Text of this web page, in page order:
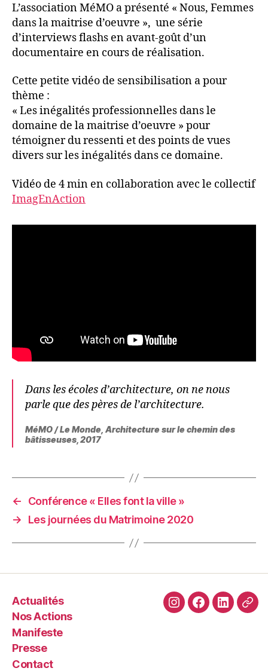
L’association MéMO a présenté « Nous, Femmes
dans la maitrise d’oeuvre », une série
d’interviews flashs en avant-goût d’un
documentaire en cours de réalisation.​
Cette petite vidéo de sensibilisation a pour
thème :
« Les inégalités professionnelles dans le
domaine de la maitrise d’oeuvre » pour
témoigner du ressenti et des points de vues
divers sur les inégalités dans ce domaine.
Vidéo de 4 min en collaboration avec le collectif
ImagEnAction
Dans les écoles d’architecture, on ne nous
parle que des pères de l’architecture.
MéMO / Le Monde, Architecture sur le chemin des
bâtisseuses, 2017
←
Conférence « Elles font la ville »
→
Les journées du Matrimoine 2020
Actualités
Nos Actions
Manifeste
Presse
Contact
instagramfacebook
linkedin